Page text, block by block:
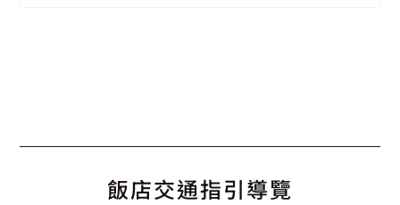
飯店交通指引導覽